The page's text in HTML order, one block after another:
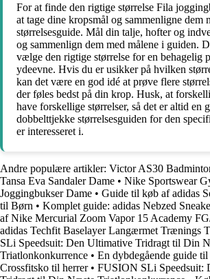
For at finde den rigtige størrelse Fila
at tage dine kropsmål og sammenligne dem
størrelsesguide. Mål din talje, hofter og
og sammenlign dem med målene i guiden.
vælge den rigtige størrelse for en behagelig
ydeevne. Hvis du er usikker på hvilken
kan det være en god idé at prøve flere
der føles bedst på din krop. Husk, at
have forskellige størrelser, så det er altid en
dobbelttjekke størrelsesguiden for den
er interesseret i.
Andre populære artikler: Victor AS30
Tansa Eva Sandaler Dame • Nike Sportswear
Joggingbukser Dame • Guide til køb af adidas
til Børn • Komplet guide: adidas Nebzed
af Nike Mercurial Zoom Vapor 15 Academy
adidas Techfit Baselayer Langærmet Trænings
SLi Speedsuit: Den Ultimative Tridragt til Din
Triatlonkonkurrence • En dybdegående guide
Crossfitsko til herrer• FUSION SLi Speedsuit: